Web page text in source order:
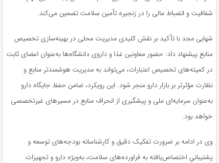
شفافیت و انضباط مالی را در زنجیره تأمین سلامت تضمین می‌کند.
شهابی مجد با تأکید بر نقش کلیدی مدیریت محلی در بهینه‌سازی تخصیص
منابع پیشنهاد داد: حضور معاونین غذا و داروی دانشگاه‌ها به‌عنوان اعضای ثابت
در کمیته‌های تخصیص اعتبارات، می‌تواند به مدیریت هوشمندتر منابع و
نظارت مؤثرتر بر بازار دارو منجر شود. این رویکرد، ضامن حفظ جایگاه دارو
به‌عنوان سرمایه‌ای ملی و پیشگیری از انحراف منابع در مسیرهای غیرتخصصی
خواهد بود.
وی در ادامه بر ضرورت تفکیک دقیق و کارشناسانه بودجه‌های توسعه و
پشتیبانیِ اختصاص‌یافته به فراورده‌های سلامت، به‌ویژه دارو و تجهیزات